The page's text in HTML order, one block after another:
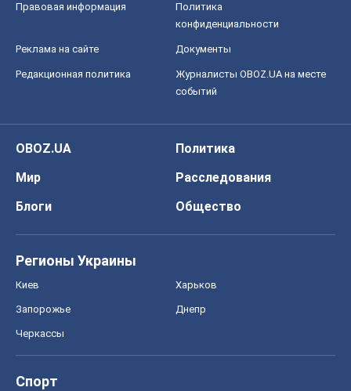
Правовая информация
Политика
конфиденциальности
Реклама на сайте Документы
Редакционная политика
Журналисты OBOZ.UA на месте
событий
OBOZ.UA
Политика
Мир
Расследования
Блоги
Общество
Регионы Украины
Киев Харьков
Запорожье Днепр
Черкассы
Спорт